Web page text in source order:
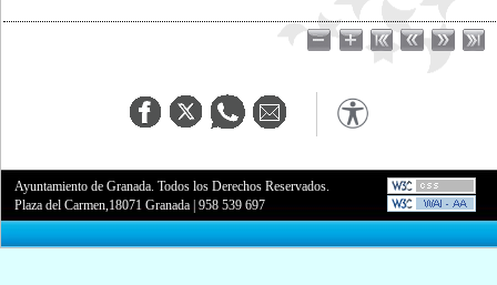
Ayuntamiento de Granada. Todos los Derechos Reservados.
Plaza del Carmen,18071 Granada |958 539 697